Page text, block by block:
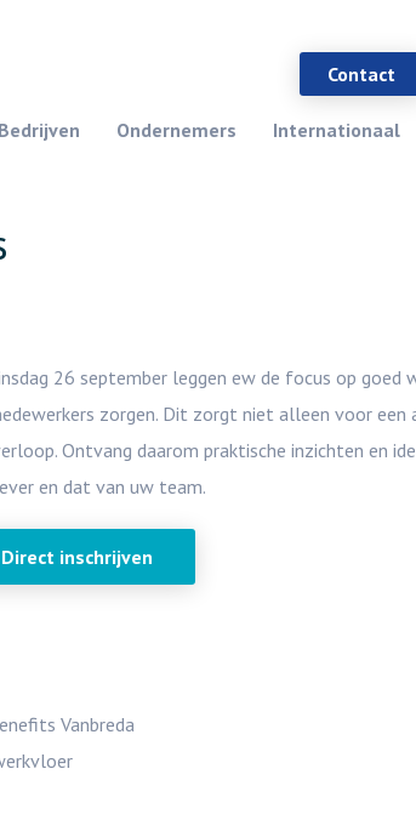
Contact
Bedrijven Ondernemers Internationaal
26 september leggen ew de focus op goed
zorgen. Dit zorgt niet alleen voor een
Ontvang daarom praktische inzichten en
en dat van uw team.
Direct inschrijven
Vanbreda